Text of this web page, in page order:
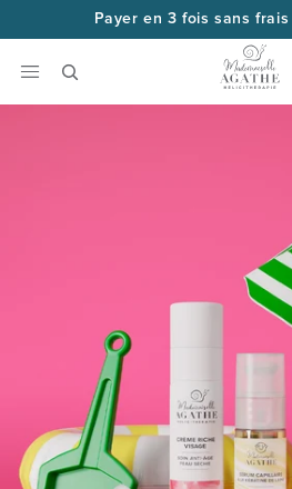
Cosmétiques bio à la